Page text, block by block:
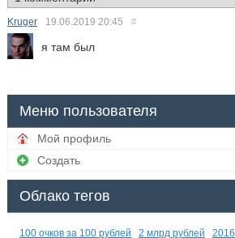
Kruger 19.06.2019 20:45 #
я там был
Меню пользователя
Мой профиль
Создать
Облако тегов
100 очков за 100 рублей 2 млрд рублей 2016